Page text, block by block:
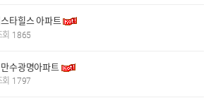
타힐스 아파트
회 1865
수광명아파트
회 1797